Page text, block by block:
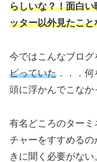
らしいな？！面白
ッター以外見たこと
今ではこんなブログ
ビっていた ．．．
頭に浮かんでこなか
有名どころのター
チャーをすすめる
きに聞く必要がない